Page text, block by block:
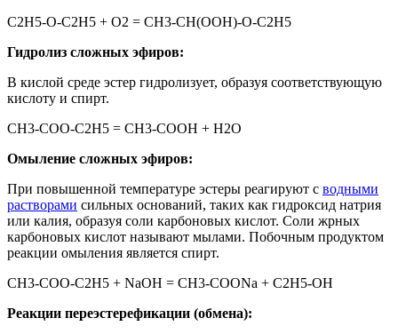
С2Н5-О-С2Н5 + О2 = СН3-СН(ООН)-О-С2Н5
Гидролиз сложных эфиров:
В кислой среде эстер гидролизует, образуя соответствующую
кислоту и спирт.
СН3-СОО-С2Н5 = СН3-СООН + Н2О
Омыление сложных эфиров:
При повышенной температуре эстеры реагируют с водными
растворами сильных оснований, таких как гидроксид натрия
или калия, образуя соли карбоновых кислот. Соли жрных
карбоновых кислот называют мылами. Побочным продуктом
реакции омыления является спирт.
СН3-СОО-С2Н5 + NaОН = СН3-СООNa + С2Н5-ОН
Реакции переэстерефикации (обмена):